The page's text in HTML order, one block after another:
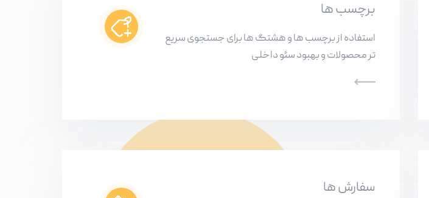
برچسب ها
استفاده از برچسب ها و هشتگ ها برای جستجوی سریع
تر محصولات و بهبود سئو داخلی
سفارش ها